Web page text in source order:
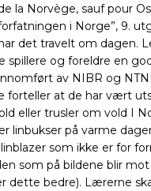
la Norvège, sauf pour
i Norge”, 9.
det travelt om dagen.
spillere og foreldre en
av NIBR og
forteller at de har vært
eller trusler om vold I
linbukser på varme
som ikke er for
som på bildene blir
dette bedre). Lærerne